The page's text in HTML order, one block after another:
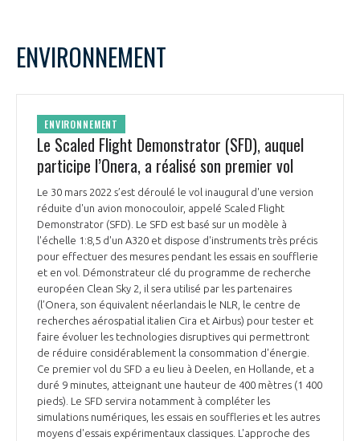
PRÉSENTATION
NOTRE VISION
NOS MISSIONS
NOTRE HISTOIRE
ORGANISATION
LE CONSEIL DU GIFAS
L’ÉQUIPE DU GIFAS
NOS RÉSEAUX À L'INTERNATIONAL
FONCTIONNEMENT
GEADS
COMITÉ AERO PME
STARTAIR
COMMISSIONS ET COMITÉS
ACCOMPAGNEMENT DE NOS ADHÉRENTS
LES PROGRAMMES DU GIFAS
UN ÉCOSYSTÈME INTÉGRÉ ET COHÉRENT
POURQUOI DEVENIR MEMBRE ?
LA MÉDIATION
LA MÉDIATION DANS LA FILIÈRE AÉRONAUTIQUE ET SPATIALE
LE MÉDIATEUR DE LA FILIÈRE AÉRONAUTIQUE ET SPATIALE
LE SALON DU BOURGET
L'OBSERVATOIRE
L
M
1 2
3
4
11
12 15
18
20 23
26
ENVIRONNEMENT
ENVIRONNEMENT
Le Scaled Flight Demonstrator (SFD), auquel
participe l’Onera, a réalisé son premier vol
Le 30 mars 2022 s’est déroulé le vol inaugural d'une version
réduite d'un avion monocouloir, appelé Scaled Flight
Demonstrator (SFD). Le SFD est basé sur un modèle à
l'échelle 1:8,5 d'un A320 et dispose d'instruments très précis
pour effectuer des mesures pendant les essais en soufflerie
et en vol. Démonstrateur clé du programme de recherche
européen Clean Sky 2, il sera utilisé par les partenaires
(l’Onera, son équivalent néerlandais le NLR, le centre de
recherches aérospatial italien Cira et Airbus) pour tester et
faire évoluer les technologies disruptives qui permettront
de réduire considérablement la consommation d'énergie.
Ce premier vol du SFD a eu lieu à Deelen, en Hollande, et a
duré 9 minutes, atteignant une hauteur de 400 mètres (1 400
pieds). Le SFD servira notamment à compléter les
simulations numériques, les essais en souffleries et les autres
moyens d'essais expérimentaux classiques. L'approche des
Rejoignez une filière d’excellence et développez
Découvrez les avantages d'adhérer au GIFAS.
Rencontres, salons, données sectorielles,
programmes ...
DEMANDE D’ADHÉSION